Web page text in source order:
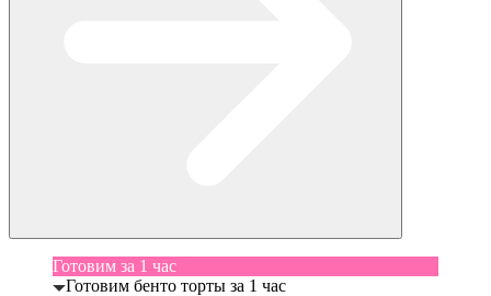
Готовим за 1 час
Готовим бенто торты за 1 час